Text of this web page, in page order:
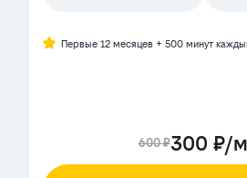
Первые 12 месяцев + 500 минут
600 ₽300 ₽/